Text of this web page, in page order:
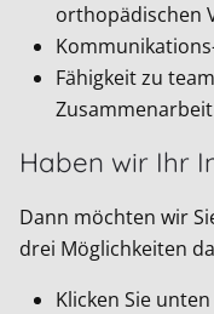
orthopädischen
Fähigkeit zu
Zusammenarbeit
Haben wir Ihr
Dann möchten wir
drei Möglichkeiten
Klicken Sie